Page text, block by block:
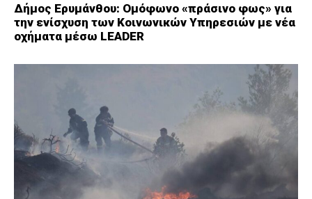
Δήμος Ερυμάνθου: Ομόφωνο «πράσινο φως» για
την ενίσχυση των Κοινωνικών Υπηρεσιών με νέα
οχήματα μέσω LEADER